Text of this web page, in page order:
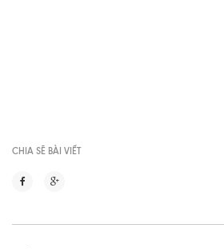
CHIA SẼ BÀI VIẾT